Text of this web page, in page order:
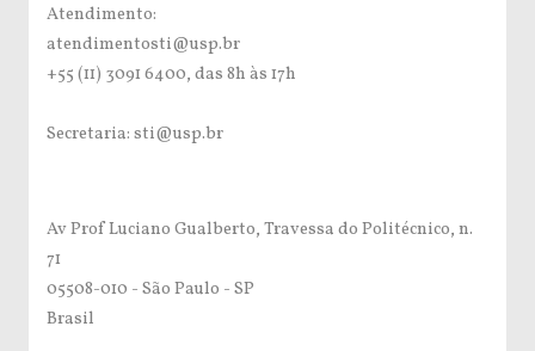
Atendimento:
atendimentosti@usp.br
+55 (11) 3091 6400, das 8h às 17h
Secretaria: sti@usp.br
Av Prof Luciano Gualberto, Travessa do Politécnico, n.
71
05508-010 - São Paulo - SP
Brasil